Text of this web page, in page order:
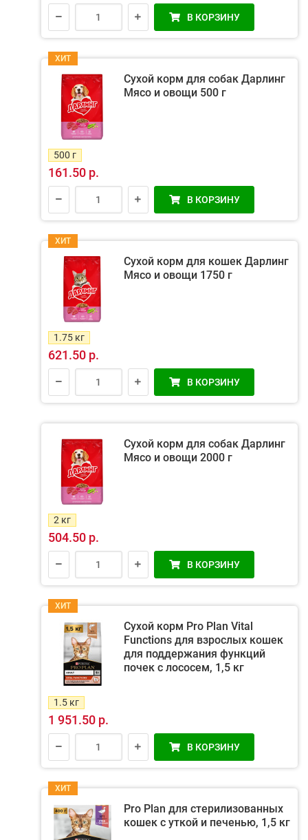
В КОРЗИНУ
ХИТ
Сухой корм для собак Дарлинг
Мясо и овощи 500 г
500 г
161.50 р.
В КОРЗИНУ
ХИТ
Сухой корм для кошек Дарлинг
Мясо и овощи 1750 г
1.75 кг
621.50 р.
В КОРЗИНУ
Сухой корм для собак Дарлинг
Мясо и овощи 2000 г
2 кг
504.50 р.
В КОРЗИНУ
ХИТ
Сухой корм Pro Plan Vital
Functions для взрослых кошек
для поддержания функций
почек с лососем, 1,5 кг
1.5 кг
1 951.50 р.
В КОРЗИНУ
ХИТ
Pro Plan для стерилизованных
кошек с уткой и печенью, 1,5 кг